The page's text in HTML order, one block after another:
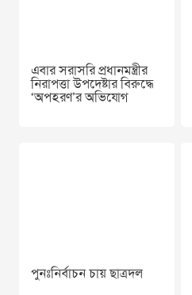
এবার সরাসরি প্রধানমন্ত্রীর
নিরাপত্তা উপদেষ্টার বিরুদ্ধে
‘অপহরণ’র অভিযোগ
পুনঃনির্বাচন চায় ছাত্রদল